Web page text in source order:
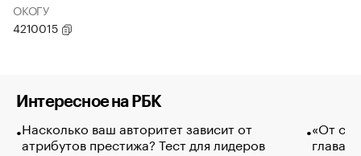
ОКОГУ
4210015
Интересное на РБК
Насколько ваш авторитет зависит от
атрибутов престижа? Тест для лидеров
«От
глава